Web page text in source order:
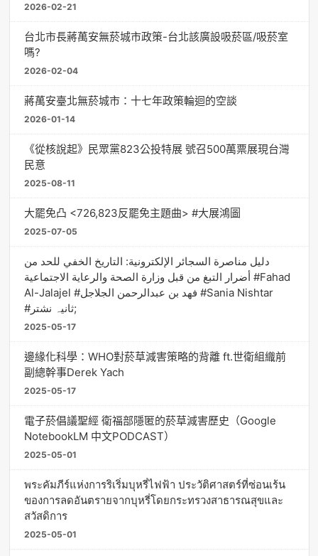
2026-02-21
台北市長蔣萬安無菸城市政策-台北該廣設吸菸區/吸菸室
嗎?
2026-02-04
蔣萬安臺北無菸城市：十七年政策輪迴的空談
2026-01-14
《從核說起》民眾黨823公投特展 號召500萬票展現台灣
民意
2025-08-11
大罷免凸 <726,823反罷免主題曲> #大展鴻圖
2025-07-05
دليل مناصرة السجائر الإلكترونية: التاريخ الخفي للحد من
أضرار التبغ من قبل وزارة الصحة والرعاية الاجتماعية #Fahad
Al-Jalajel #فهد بن عبدالرحمن الجلاجل #Sania Nishtar
#ثانیہ نشتر;
2025-05-17
邊緣化科學：WHO對菸草減害策略的背離 ft.世衛組織前
副總幹事Derek Yach
2025-05-17
電子菸倡議聖經 衛福部隱匿的菸草減害歷史（Google
NotebookLM 中文PODCAST）
2025-05-01
พระคัมภีร์แห่งการริเริ่มบุหรี่ไฟฟ้า ประวัติศาสตร์ที่ซ่อนเร้น
ของการลดอันตรายจากบุหรี่โดยกระทรวงสาธารณสุขและ
สวัสดิการ
2025-05-01